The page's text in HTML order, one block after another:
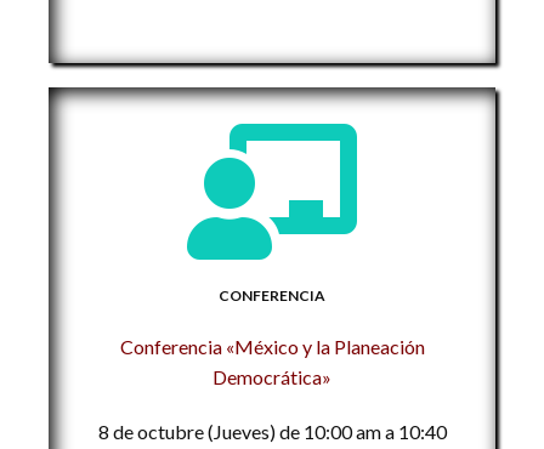
CONFERENCIA
Conferencia «México y la Planeación
Democrática»
8 de octubre (Jueves) de 10:00 am a 10:40